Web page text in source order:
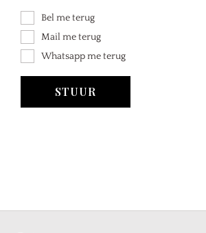
Bel me terug
Mail me terug
Whatsapp me terug
STUUR